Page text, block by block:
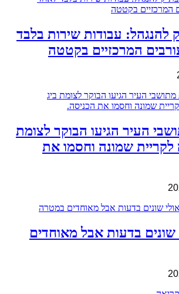
להנגהל: עבודות שירות בלבד
המרכזיים בקטטה
העיר הגיעו הבוקר לצומת
לקריית שמונה וחסמו את
שונים בדעות אבל מאוחדים